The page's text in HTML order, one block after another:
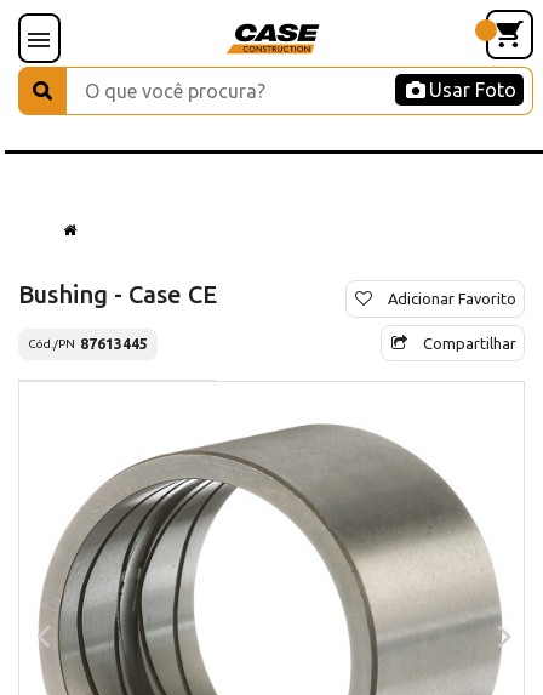
Usar Foto
Bushing - Case CE
Cód./PN 87613445
Adicionar Favorito
Compartilhar